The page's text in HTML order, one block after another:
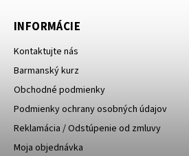
INFORMÁCIE
Kontaktujte nás
Barmanský kurz
Obchodné podmienky
Podmienky ochrany osobných údajov
Reklamácia / Odstúpenie od zmluvy
Moja objednávka